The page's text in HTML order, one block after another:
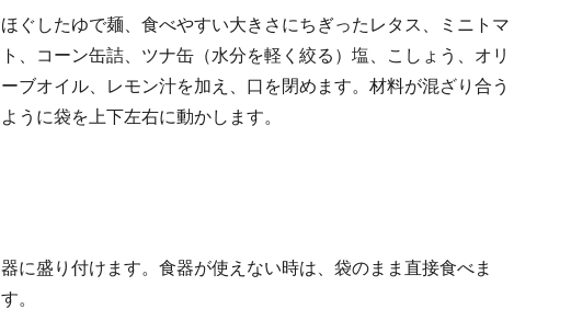
ほぐしたゆで麺、食べやすい大きさにちぎったレタス、ミニトマ
ト、コーン缶詰、ツナ缶（水分を軽く絞る）塩、こしょう、オリ
ーブオイル、レモン汁を加え、口を閉めます。材料が混ざり合う
ように袋を上下左右に動かします。
器に盛り付けます。食器が使えない時は、袋のまま直接食べま
す。